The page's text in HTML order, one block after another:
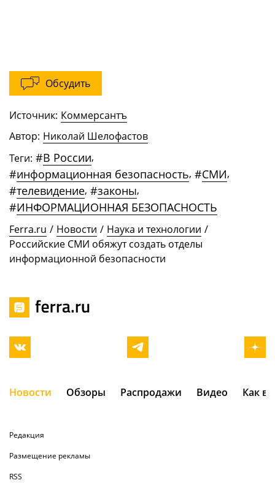
Обсудить
Источник: Коммерсантъ
Автор: Николай Шелофастов
Теги: #В России,
#информационная безопасность, #СМИ,
#телевидение, #законы,
#ИНФОРМАЦИОННАЯ БЕЗОПАСНОСТЬ
Ferra.ru / Новости / Наука и технологии /
Российские СМИ обяжут создать отделы
информационной безопасности
Новости Обзоры Распродажи Видео Как
Редакция
Размещение рекламы
RSS